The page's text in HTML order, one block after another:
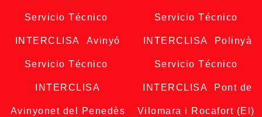
Servicio Técnico
INTERCLISA Avinyó
Servicio Técnico
INTERCLISA
Avinyonet del Penedès
Servicio Técnico
INTERCLISA Polinyà
Servicio Técnico
INTERCLISA Pont de
Vilomara i Rocafort (El)